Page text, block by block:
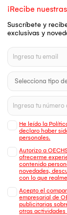
¡Recibe
Suscríbete y
exclusivas y
He leído la
declaro haber
personales.
Autorizo a
ofrecerme
contenido
novedades,
con lo que
Acepto el
empresarial de
publicitarias
otras